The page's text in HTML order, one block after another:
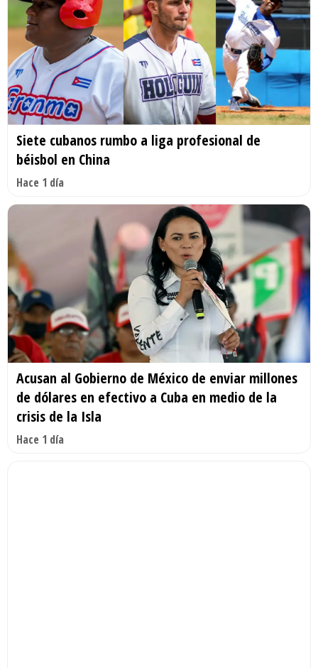
Siete cubanos rumbo a liga profesional de
béisbol en China
Hace 1 día
Acusan al Gobierno de México de enviar millones
de dólares en efectivo a Cuba en medio de la
crisis de la Isla
Hace 1 día